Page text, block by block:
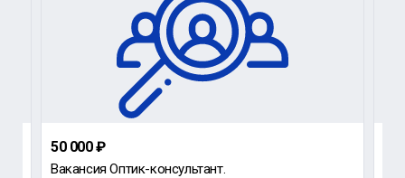
50 000 ₽
Вакансия Оптик-консультант.